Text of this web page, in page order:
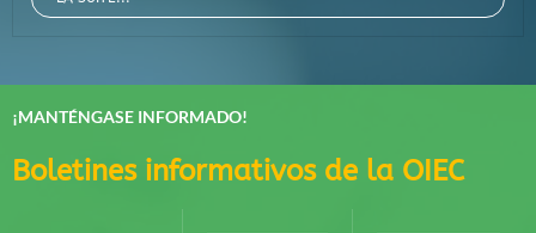
¡MANTÉNGASE INFORMADO!
Boletines informativos de la OIEC